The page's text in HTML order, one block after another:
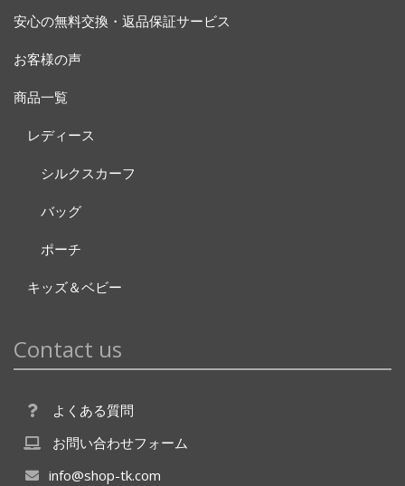
安心の無料交換・返品保証サービス
お客様の声
商品一覧
レディース
シルクスカーフ
バッグ
ポーチ
キッズ＆ベビー
Contact us
よくある質問
お問い合わせフォーム
info@shop-tk.com